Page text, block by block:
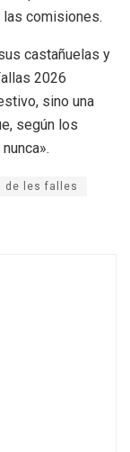
comisiones.
castañuelas y
2026
sino una
según los
.
de les falles